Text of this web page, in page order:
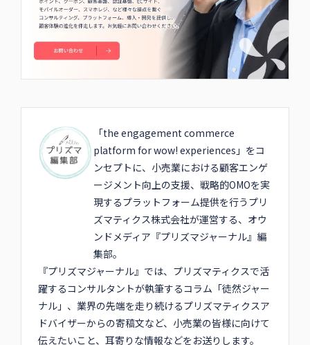
「the engagement commerce
platform for wow! experiences」をコ
ンセプトに、小売業における顧客エンゲ
ージメント向上の支援、戦略的OMOを実
現するプラットフォーム提供を行うプリ
ズマティクス株式会社が運営する、オウ
ンドメディア『プリズマジャーナル』編
集部。
『プリズマジャーナル』では、プリズマティクスで活
躍するコンサルタントが執筆するコラム「徒然ジャー
ナル」、業界の先端を走り続けるプリズマティクスア
ドバイザーからの寄稿文など、小売業の皆様に向けて
伝えたいこと、耳寄りな情報などをお送りします。